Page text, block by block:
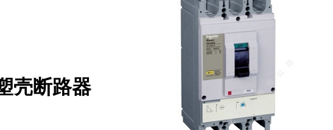
壳断路器